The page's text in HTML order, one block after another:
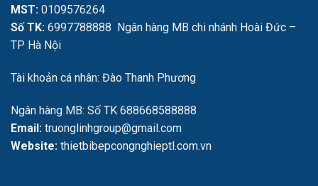
MST: 0109576264
Số TK: 6997788888 Ngân hàng MB chi nhánh Hoài Đức –
TP Hà Nội
Tài khoản cá nhân: Đào Thanh Phương
Ngân hàng MB: Số TK 688668588888
Email: truonglinhgroup@gmail.com
Website: thietbibepcongnghieptl.com.vn